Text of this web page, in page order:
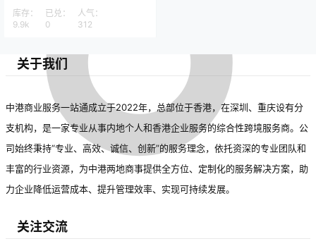
库存：
9.9k
已兑：
0
人气：
312
关于我们
中港商业服务一站通成立于2022年，总部位于香港，在深圳、重庆设有分
支机构，是一家专业从事内地个人和香港企业服务的综合性跨境服务商。公
司始终秉持“专业、高效、诚信、创新”的服务理念，依托资深的专业团队和
丰富的行业资源，为中港两地商事提供全方位、定制化的服务解决方案，助
力企业降低运营成本、提升管理效率、实现可持续发展。
关注交流